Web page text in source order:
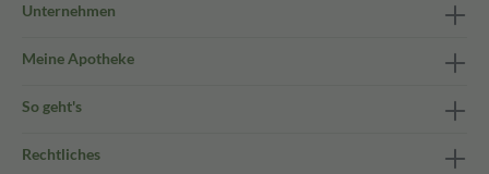
Unternehmen
Meine Apotheke
So geht's
Rechtliches